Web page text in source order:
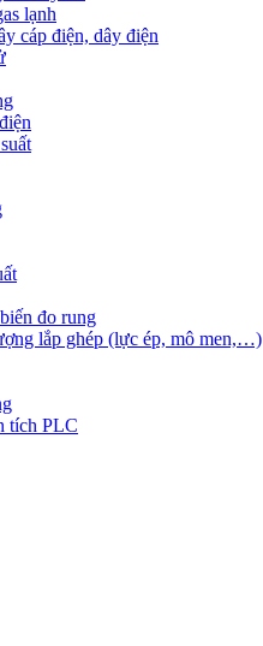
lạnh
cáp điện, dây điện
đo rung
lắp ghép (lực ép, mô men,…)
tích PLC